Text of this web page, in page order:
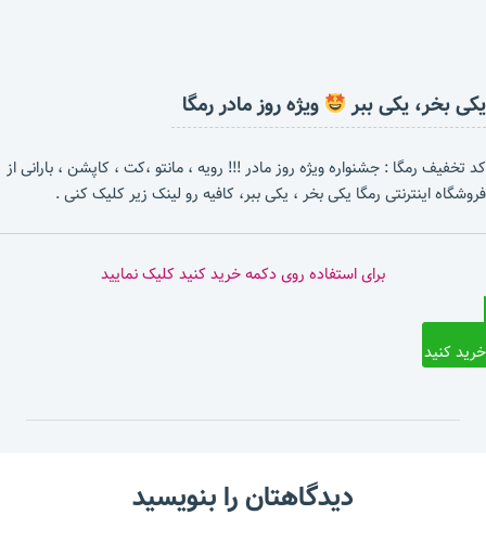
یکی بخر، یکی ببر ویژه روز مادر رمگا
کد تخفیف رمگا : جشنواره ویژه روز مادر !!! رویه ، مانتو ،کت ، کاپشن ، بارانی از
فروشگاه اینترنتی رمگا یکی بخر ، یکی ببر، کافیه رو لینک زیر کلیک کنی .
برای استفاده روی دکمه خرید کنید کلیک نمایید
خرید کنید
دیدگاهتان را بنویسید